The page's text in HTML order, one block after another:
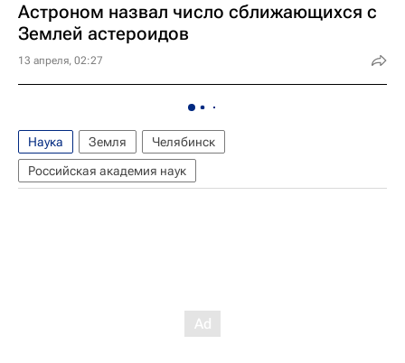
Астроном назвал число сближающихся с
Землей астероидов
13 апреля, 02:27
Наука Земля
Челябинск
Российская академия наук